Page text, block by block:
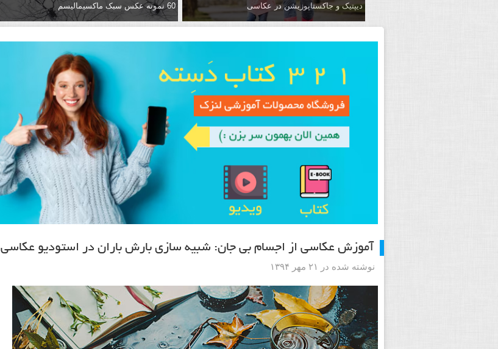
دیپتیک و جاکستا‌پوزیشن در عکاسی 60 نمونه عکس سبک ماکسیمالیسم
آموزش عکاسی از اجسام بی جان: شبیه سازی بارش باران در استودیو عکاسی
نوشته شده در ۲۱ مهر ۱۳۹۴